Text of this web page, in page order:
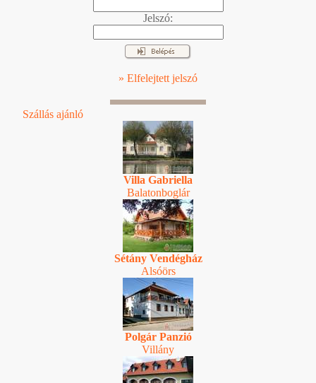
Jelszó:
» Elfelejtett jelszó
Szállás ajánló
Villa Gabriella
Balatonboglár
Sétány Vendégház
Alsóörs
Polgár Panzió
Villány